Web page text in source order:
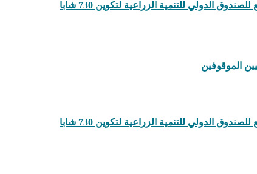
الدولي للتنمية الزراعية لتكوين 730 شابا
الموقوفين
الدولي للتنمية الزراعية لتكوين 730 شابا